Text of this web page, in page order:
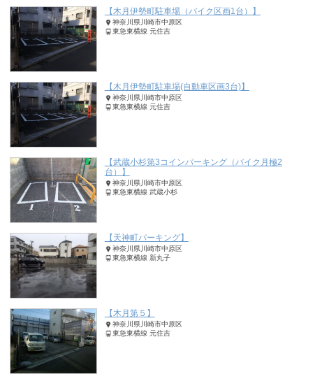
【木月伊勢町駐車場（バイク区画1台）】
神奈川県川崎市中原区
東急東横線 元住吉
【木月伊勢町駐車場(自動車区画3台)】
神奈川県川崎市中原区
東急東横線 元住吉
【武蔵小杉第3コインパーキング（バイク月極2
台）】
神奈川県川崎市中原区
東急東横線 武蔵小杉
【天神町パーキング】
神奈川県川崎市中原区
東急東横線 新丸子
【木月第５】
神奈川県川崎市中原区
東急東横線 元住吉